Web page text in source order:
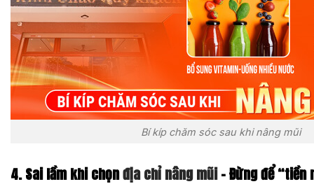
Bí kíp chăm sóc sau khi nâng mũi
4. Sai lầm khi chọnđịa chỉ nâng mũi– Đừng để